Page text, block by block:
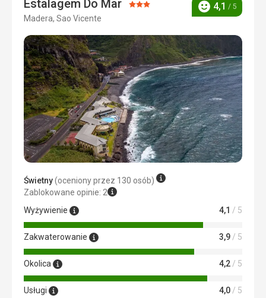
Estalagem Do Mar Ocena:
Madera, Sao Vicente
Ocena
4,1 / 5
Świetny(oceniony przez 130 osób)
Zablokowane opinie: 2
Wyżywienie
4,1 / 5
Zakwaterowanie 3,9 / 5
Okolica 4,2 / 5
Usługi 4,0 / 5